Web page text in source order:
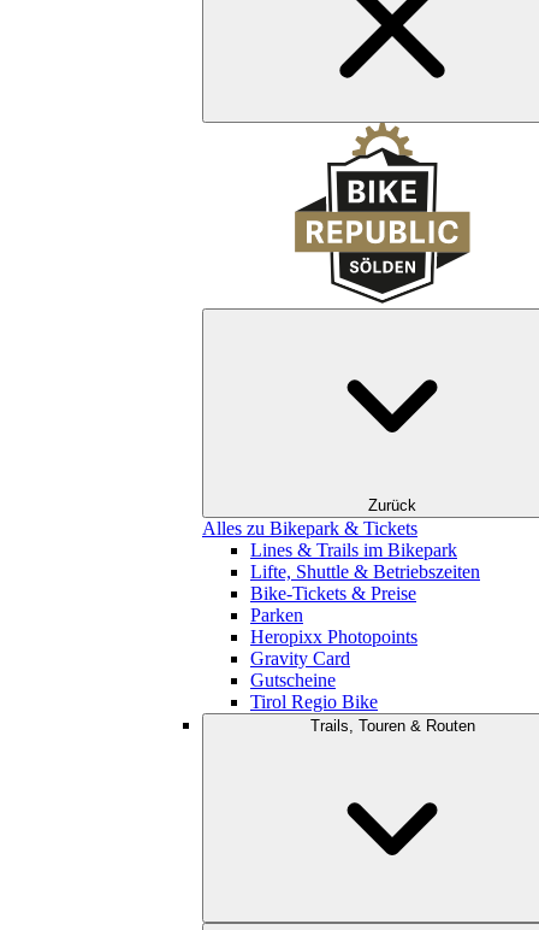
Zurück
Alles zu Bikepark & Tickets
Lines & Trails im Bikepark
Lifte, Shuttle & Betriebszeiten
Bike-Tickets & Preise
Parken
Heropixx Photopoints
Gravity Card
Gutscheine
Tirol Regio Bike
Trails, Touren & Routen